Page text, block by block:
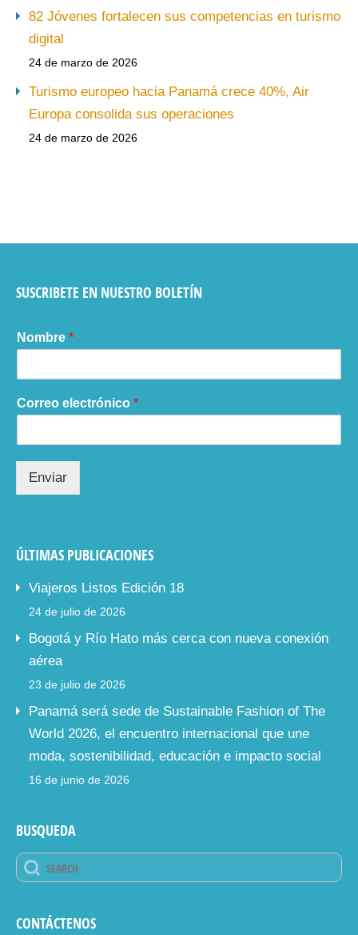
82 Jóvenes fortalecen sus competencias en turismo
digital
24 de marzo de 2026
Turismo europeo hacia Panamá crece 40%, Air
Europa consolida sus operaciones
24 de marzo de 2026
SUSCRIBETE EN NUESTRO BOLETÍN
Nombre *
Correo electrónico *
Enviar
ÚLTIMAS PUBLICACIONES
Viajeros Listos Edición 18
24 de julio de 2026
Bogotá y Río Hato más cerca con nueva conexión
aérea
23 de julio de 2026
Panamá será sede de Sustainable Fashion of The
World 2026, el encuentro internacional que une
moda, sostenibilidad, educación e impacto social
16 de junio de 2026
BUSQUEDA
CONTÁCTENOS